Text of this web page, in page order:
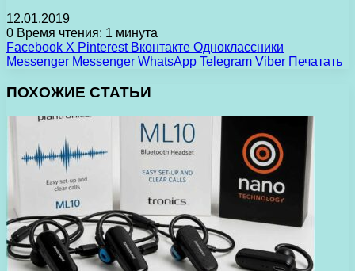
12.01.2019
0 Время чтения: 1 минута
Facebook X Pinterest Вконтакте Одноклассники
Messenger Messenger WhatsApp Telegram Viber Печатать
ПОХОЖИЕ СТАТЬИ